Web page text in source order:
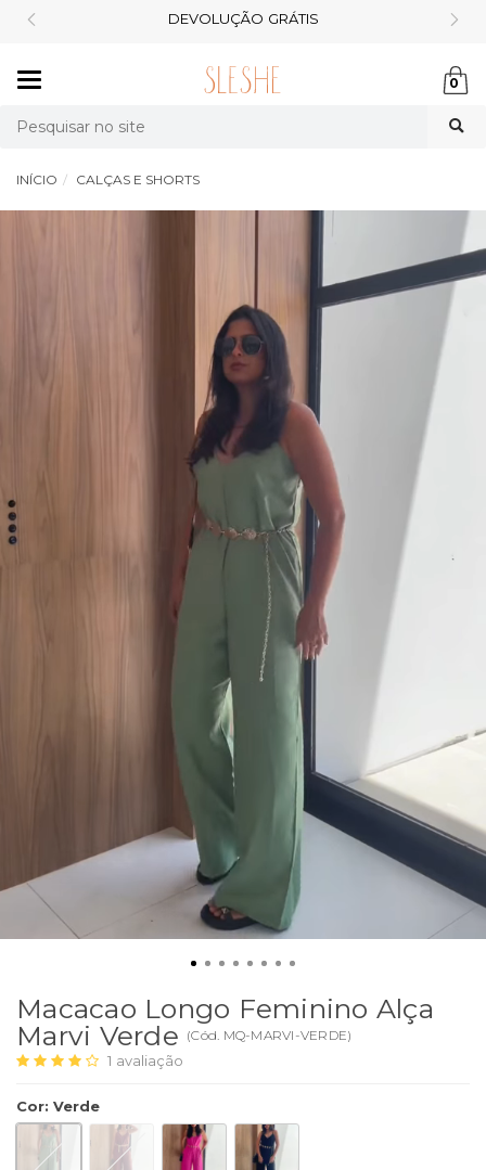
CASHBACK DE 10%
0
INÍCIO CALÇAS E SHORTS
Macacao Longo Feminino Alça
Marvi Verde (Cód. MQ-MARVI-VERDE)
1 avaliação
Cor: Verde